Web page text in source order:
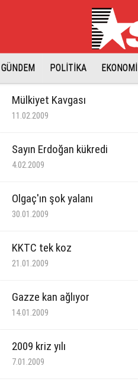
GÜNDEM POLİTİKA EKONOMİ
Mülkiyet Kavgası
11.02.2009
Sayın Erdoğan kükredi
4.02.2009
Olgaç'ın şok yalanı
30.01.2009
KKTC tek koz
21.01.2009
Gazze kan ağlıyor
14.01.2009
2009 kriz yılı
7.01.2009